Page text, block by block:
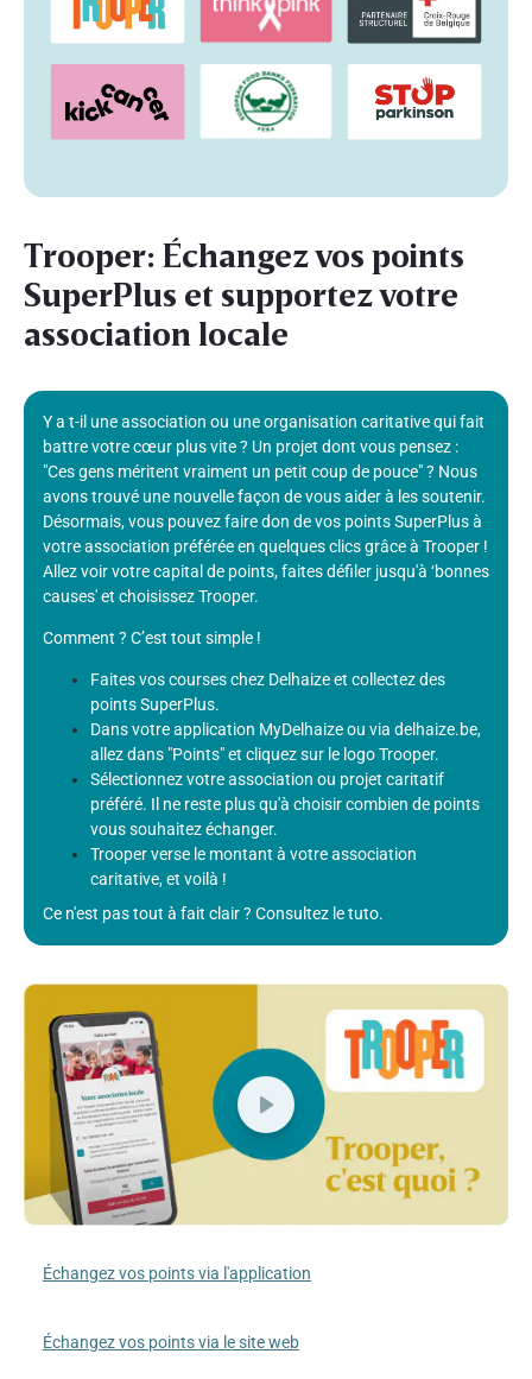
Trooper: Échangez vos points
SuperPlus et supportez votre
association locale
Y a t-il une association ou une organisation caritative qui fait
battre votre cœur plus vite ? Un projet dont vous pensez :
"Ces gens méritent vraiment un petit coup de pouce" ? Nous
avons trouvé une nouvelle façon de vous aider à les soutenir.
Désormais, vous pouvez faire don de vos points SuperPlus à
votre association préférée en quelques clics grâce à Trooper !
Allez voir votre capital de points, faites défiler jusqu'à ‘bonnes
causes' et choisissez Trooper.
Comment ? C’est tout simple !
Faites vos courses chez Delhaize et collectez des
points SuperPlus.
Dans votre application MyDelhaize ou via delhaize.be,
allez dans "Points" et cliquez sur le logo Trooper.
Sélectionnez votre association ou projet caritatif
préféré. Il ne reste plus qu'à choisir combien de points
vous souhaitez échanger.
Trooper verse le montant à votre association
caritative, et voilà !
Ce n'est pas tout à fait clair ? Consultez le tuto.
Échangez vos points via l'application
Échangez vos points via le site web